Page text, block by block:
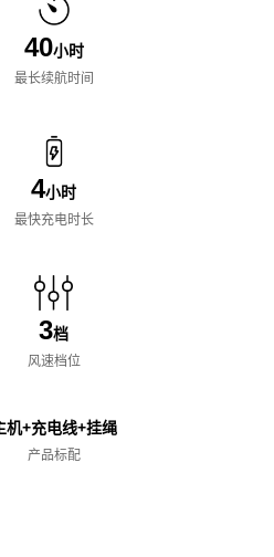
40小时
最长续航时间
4小时
最快充电时长
3档
风速档位
机+充电线+挂绳
产品标配